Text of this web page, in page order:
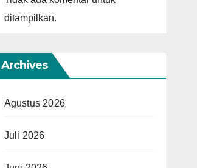
ditampilkan.
Archives
Agustus 2026
Juli 2026